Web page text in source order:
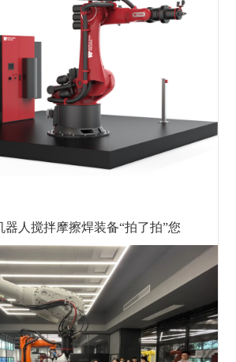
器人搅拌摩擦焊装备“拍了拍”您